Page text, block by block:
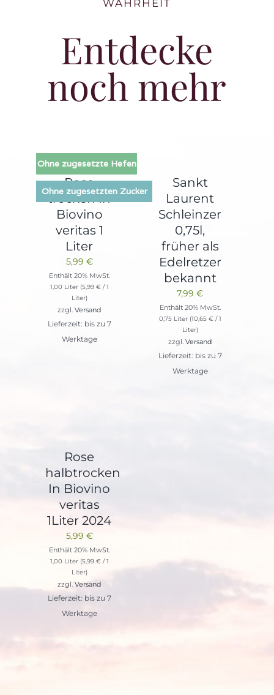
WAHRHEIT
Entdecke
noch mehr
Ohne zugesetzte Hefen
Ohne zugesetzten Zucker
Rose
trocken In
Biovino
veritas 1
Liter
5,99 €
Enthält 20% MwSt.
1,00 Liter (5,99 €/ 1
Liter)
zzgl.Versand
Lieferzeit: bis zu 7
Werktage
Sankt
Laurent
Schleinzer
0,75l,
früher als
Edelretzer
bekannt
7,99€
Enthält 20% MwSt.
0,75 Liter (10,65 €/ 1
Liter)
zzgl.Versand
Lieferzeit: bis zu 7
Werktage
Rose
halbtrocken
In Biovino
veritas
1Liter 2024
5,99 €
Enthält 20% MwSt.
1,00 Liter (5,99 €/ 1
Liter)
zzgl.Versand
Lieferzeit: bis zu 7
Werktage